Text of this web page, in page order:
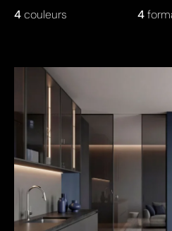
4couleurs 4